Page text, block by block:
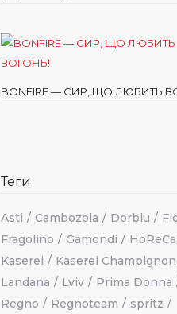
BONFIRE — СИР, ЩО ЛЮБИТЬ
Теги
Asti Cambozola Dorblu
Fragolino
Gamondi
HoReCa
Kaserei
Kaserei Champignon
Landana
Lviv
Prima Donna
Regno
Regnoteam
spritz